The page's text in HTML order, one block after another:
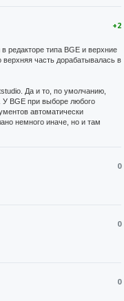
+2
редакторе типа BGE и верхние
часть дорабатывалась в
Да и то, по умолчанию,
У BGE при выборе любого
автоматически
немного иначе, но и там
0
0
0